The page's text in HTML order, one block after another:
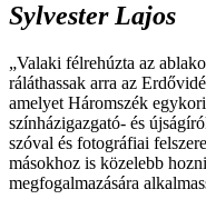
Sylvester Lajos
„Valaki félrehúzta az
ráláthassak arra az
amelyet Háromszék
színházigazgató- és
szóval és fotográfiai
másokhoz is közelebb
megfogalmazására